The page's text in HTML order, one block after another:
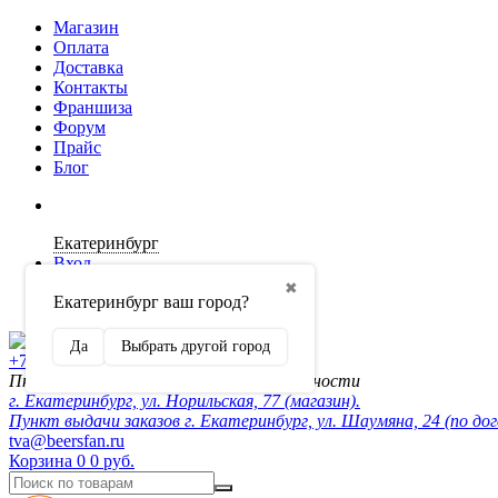
Магазин
Оплата
Доставка
Контакты
Франшиза
Форум
Прайс
Блог
Екатеринбург
✖
Екатеринбург ваш город?
Да Выбрать другой город
Вход
Регистрация
+7 (902) 872-54-70
Пн-Пт 10:00-20:00, сб-вск по договорённости
г. Екатеринбург, ул. Норильская, 77 (магазин).
Пункт выдачи заказов г. Екатеринбург, ул. Шаумяна, 24 (по
tva@beersfan.ru
Корзина 0 0 руб.